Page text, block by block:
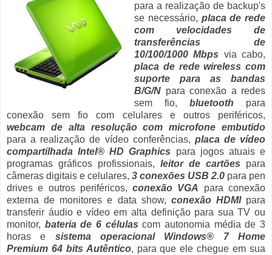
para a realização de backup's
se necessário, placa de rede
com velocidades de
transferências de
10/100/1000 Mbps via cabo,
placa de rede wireless com
suporte para as bandas
B/G/N para conexão a redes
sem fio, bluetooth para
conexão sem fio com celulares e outros periféricos,
webcam de alta resolução com microfone embutido
para a realização de vídeo conferências, placa de vídeo
compartilhada Intel® HD Graphics para jogos atuais e
programas gráficos profissionais, leitor de cartões para
câmeras digitais e celulares, 3 conexões USB 2.0 para pen
drives e outros periféricos,conexão VGA para conexão
externa de monitores e data show, conexão HDMIpara
transferir áudio e vídeo em alta definição para sua TV ou
monitor, bateria de 6 células com autonomia média de 3
horas e sistema operacional Windows® 7 Home
Premium 64 bits Autêntico, para que ele chegue em sua